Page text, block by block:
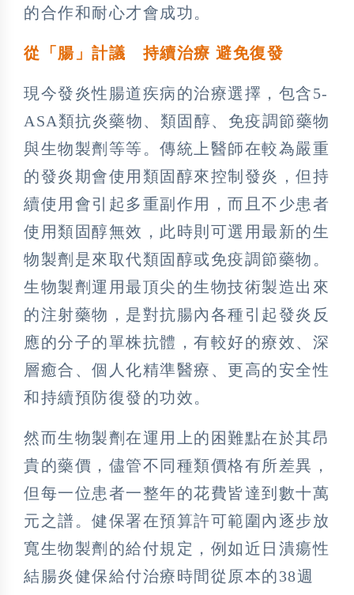
的合作和耐心才會成功。
從「腸」計議 持續治療 避免復發
現今發炎性腸道疾病的治療選擇，包含5-
ASA類抗炎藥物、類固醇、免疫調節藥物
與生物製劑等等。傳統上醫師在較為嚴重
的發炎期會使用類固醇來控制發炎，但持
續使用會引起多重副作用，而且不少患者
使用類固醇無效，此時則可選用最新的生
物製劑是來取代類固醇或免疫調節藥物。
生物製劑運用最頂尖的生物技術製造出來
的注射藥物，是對抗腸內各種引起發炎反
應的分子的單株抗體，有較好的療效、深
層癒合、個人化精準醫療、更高的安全性
和持續預防復發的功效。
然而生物製劑在運用上的困難點在於其昂
貴的藥價，儘管不同種類價格有所差異，
但每一位患者一整年的花費皆達到數十萬
元之譜。健保署在預算許可範圍內逐步放
寬生物製劑的給付規定，例如近日潰瘍性
結腸炎健保給付治療時間從原本的38週